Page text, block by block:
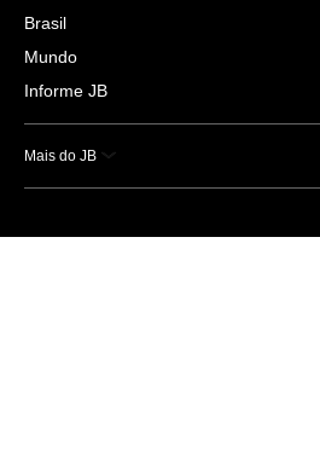
Brasil
Mundo
Informe JB
Mais do JB
Esportes